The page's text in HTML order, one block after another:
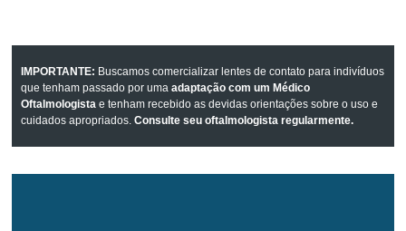
IMPORTANTE: Buscamos comercializar lentes de contato para indivíduos
que tenham passado por umaadaptação com um Médico
Oftalmologista e tenham recebido as devidas orientações sobre o uso e
cuidados apropriados.Consulte seu oftalmologista regularmente.